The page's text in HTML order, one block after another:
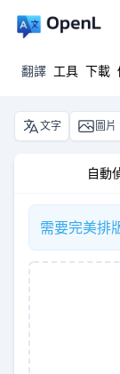
翻譯 工具 下載
文字 圖片
自動
需要完美排